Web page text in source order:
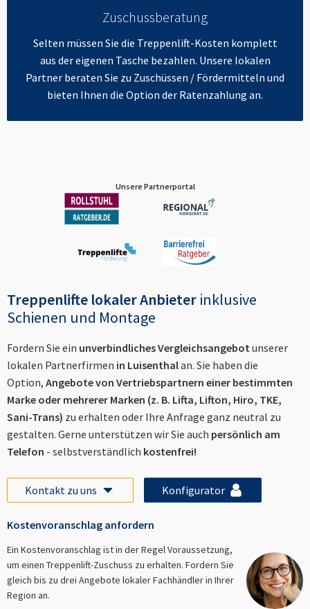
Zuschussberatung
Selten müssen Sie die Treppenlift-Kosten komplett
aus der eigenen Tasche bezahlen. Unsere lokalen
Partner beraten Sie zu Zuschüssen / Fördermitteln und
bieten Ihnen die Option der Ratenzahlung an.
Unsere Partnerportal
Treppenlifte lokaler Anbieter inklusive
Schienen und Montage
Fordern Sie ein unverbindliches Vergleichsangebotunserer
lokalen Partnerfirmen in Luisenthalan. Sie haben die
Option, Angebote von Vertriebspartnern einer bestimmten
Marke oder mehrerer Marken (z. B. Lifta, Lifton, Hiro, TKE,
Sani-Trans) zu erhalten oder Ihre Anfrage ganz neutral zu
gestalten. Gerne unterstützen wir Sie auch persönlich am
Telefon - selbstverständlich kostenfrei!
Kontakt zu uns Konfigurator
Kostenvoranschlag anfordern
Ein Kostenvoranschlag ist in der Regel Voraussetzung,
um einen Treppenlift-Zuschuss zu erhalten. Fordern Sie
gleich bis zu drei Angebote lokaler Fachhändler in Ihrer
Region an.